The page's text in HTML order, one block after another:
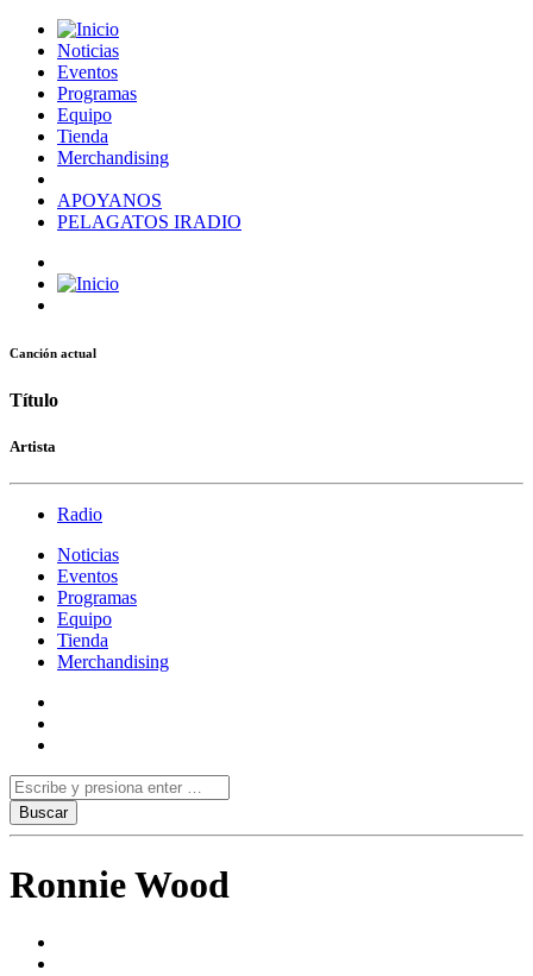
Noticias
Eventos
Programas
Equipo
Tienda
Merchandising
APOYANOS
PELAGATOS IRADIO
Canción actual
Título
Artista
Radio
Noticias
Eventos
Programas
Equipo
Tienda
Merchandising
Ronnie Wood